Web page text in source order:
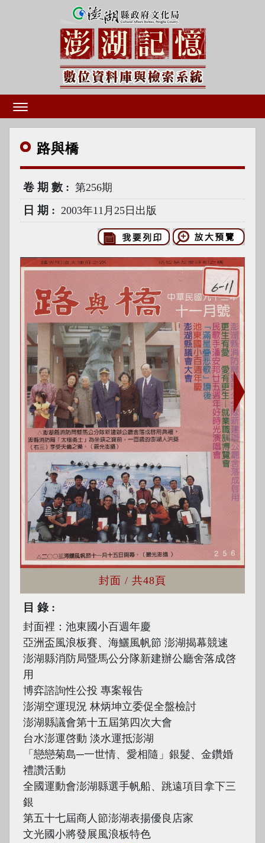
路與橋
卷期數 第256期
日期 2003年11月25日出版
封面 / 共48頁
目錄
封面裡：池東國小百週年慶
亞洲盃風浪板賽、海鱺風帆節 澎湖揭幕競速
澎湖縣消防局暨馬公分隊新建辦公廳舍落成啓
用
博弈諮詢性公投 專案報告
澎湖空運現況 林炳坤立委促全盤檢討
澎湖縣議會第十五屆第四次大會
台水澎運啓動 淡水運抵澎湖
「戀戀菊島─一世情、愛相隨」銀髮、金鑽婚
禮讚活動
全國運動會澎湖縣選手帆船、跳遠項目拿下三
銀
第五十七屆商人節澎湖表揚優良店家
文光國小將發展風浪板特色